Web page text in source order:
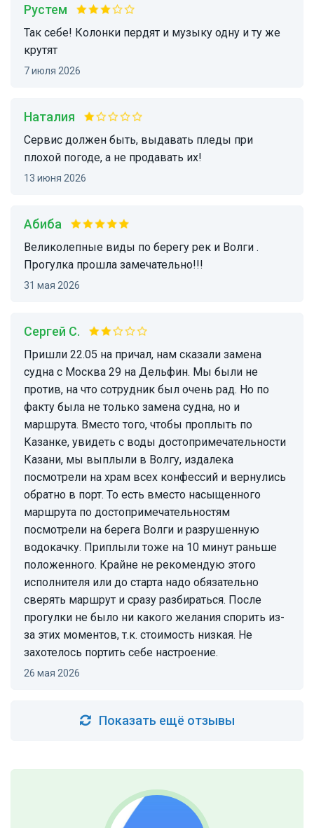
Рустем
Так себе! Колонки пердят и музыку одну и ту же
крутят
7 июля 2026
Наталия
Сервис должен быть, выдавать пледы при
плохой погоде, а не продавать их!
13 июня 2026
Абиба
великолепные виды по берегу рек и Волги .
Прогулка прошла замечательно!!!
31 мая 2026
Сергей С.
Пришли 22.05 на причал, нам сказали замена
судна с Москва 29 на Дельфин. Мы были не
против, на что сотрудник был очень рад. Но по
факту была не только замена судна, но и
маршрута. Вместо того, чтобы проплыть по
Казанке, увидеть с воды достопримечательности
Казани, мы выплыли в Волгу, издалека
посмотрели на храм всех конфессий и вернулись
обратно в порт. То есть вместо насыщенного
маршрута по достопримечательностям
посмотрели на берега Волги и разрушенную
водокачку. Приплыли тоже на 10 минут раньше
положенного. Крайне не рекомендую этого
исполнителя или до старта надо обязательно
сверять маршрут и сразу разбираться. После
прогулки не было ни какого желания спорить из-
за этих моментов, т.к. стоимость низкая. Не
захотелось портить себе настроение.
26 мая 2026
Показать ещё отзывы